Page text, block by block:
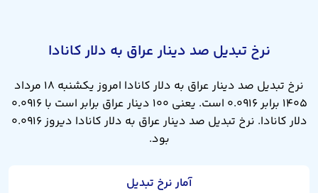
نرخ تبدیل صد دینار عراق به دلار کانادا
نرخ تبدیل صد دینار عراق به دلار کانادا امروز یکشنبه ۱۸ مرداد
۱۴۰۵ برابر ۰.۰۹۱۶ است. یعنی ۱۰۰ دینار عراق برابر است با ۰.۰۹۱۶
دلار کانادا. نرخ تبدیل صد دینار عراق به دلار کانادا دیروز ۰.۰۹۱۶
بود.
آمار نرخ تبدیل